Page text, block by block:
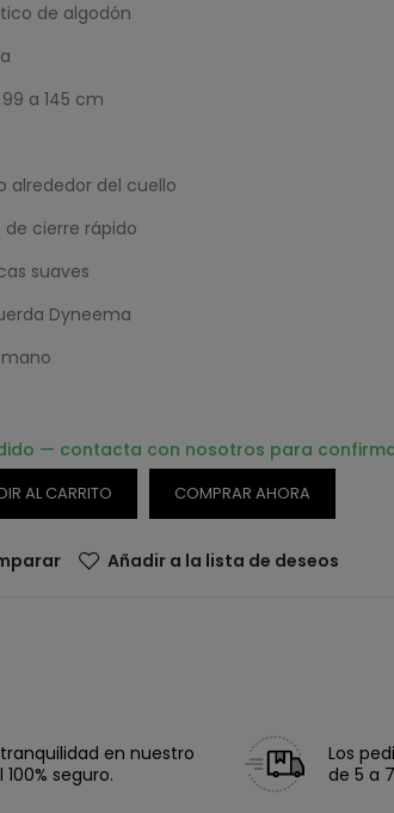
de algodón
a 145 cm
alrededor del cuello
cierre rápido
suaves
Dyneema
— contacta con nosotros para
AL CARRITO COMPRAR AHORA
Añadir a la lista de deseos
en nuestro
100% seguro.
Los
de 5 a